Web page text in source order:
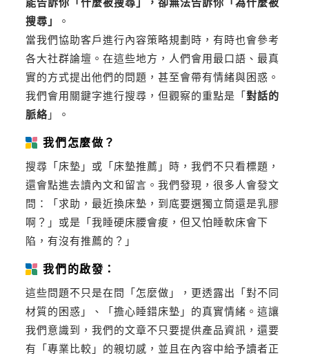
能告訴你「什麼被搜尋」，卻無法告訴你「為什麼被
搜尋」
。
當我們協助客戶進行內容策略規劃時，有時也會參考
各大社群論壇。在這些地方，人們會用最口語、最真
實的方式提出他們的問題，甚至會帶有情緒與困惑。
我們會用關鍵字進行搜尋，但觀察的重點是「對話的
脈絡 」。
我們怎麼做？
搜尋「床墊」或「床墊推薦」時，我們不只看標題，
還會點進去讀內文和留言。我們發現，很多人會發文
問：「求助，最近換床墊，到底要選獨立筒還是乳膠
啊？」或是「我睡硬床腰會痠，但又怕睡軟床會下
陷，有沒有推薦的？」
我們的啟發：
這些問題不只是在問「怎麼做」，更透露出「對不同
材質的困惑」、「擔心睡錯床墊」的真實情緒。這讓
我們意識到，我們的文章不只要提供產品資訊，還要
有「專業比較」的親切感，並且在內容中給予讀者正